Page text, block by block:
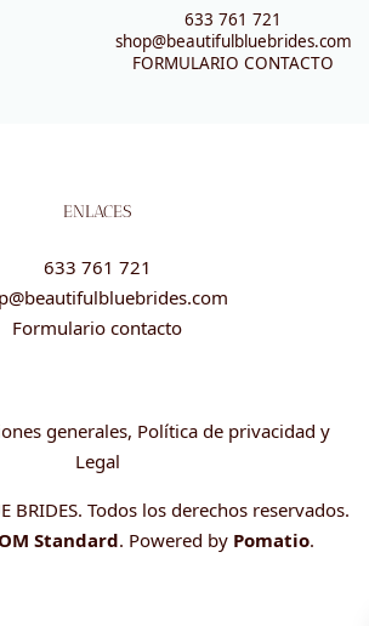
633 761 721
shop@beautifulbluebrides.com
FORMULARIO CONTACTO
ENLACES
633 761 721
Formulario contacto
generales, Política de privacidad y
Legal
BRIDES. Todos los derechos reservados.
Standard. Powered by Pomatio.